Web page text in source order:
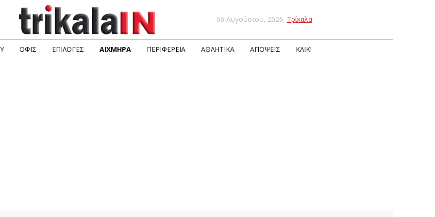
06 Αυγούστου, 2026, Τρίκαλα
ΟΦΙΣ ΕΠΙΛΟΓΈΣ ΑΙΧΜΗΡΆ ΠΕΡΙΦΈΡΕΙΑ ΑΘΛΗΤΙΚΆ ΑΠΌΨΕΙΣ ΚΛΙΚ!